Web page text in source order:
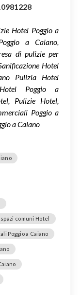
Hotel Poggio a
a Caiano,
di pulizie per
Hotel
Pulizia Hotel
Poggio a
Pulizie Hotel,
Poggio a
a Caiano
spazi comuni Hotel
Poggio a Caiano